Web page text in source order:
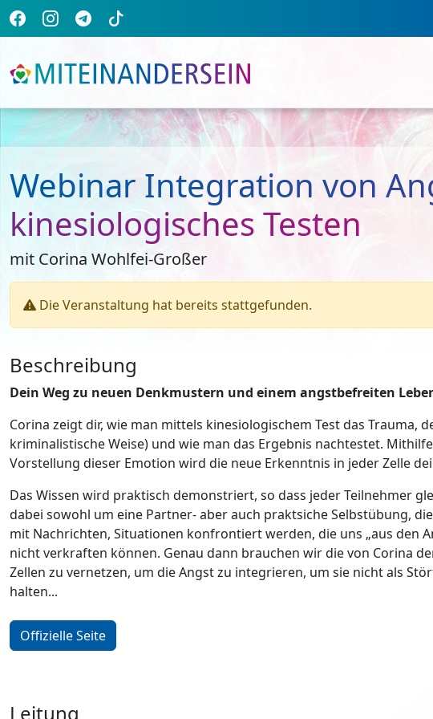
Webinar Integration von
kinesiologisches Testen
mit Corina Wohlfei-Großer
Die Veranstaltung hat bereits stattgefunden.
Beschreibung
Dein Weg zu neuen Denkmustern und einem angstbefreiten
Corina zeigt dir, wie man mittels kinesiologischem Test das Trauma,
kriminalistische Weise) und wie man das Ergebnis nachtestet.
Vorstellung dieser Emotion wird die neue Erkenntnis in jeder Zelle
Das Wissen wird praktisch demonstriert, so dass jeder Teilnehmer
dabei sowohl um eine Partner- aber auch praktsiche Selbstübung,
mit Nachrichten, Situationen konfrontiert werden, die uns „aus den
nicht verkraften können. Genau dann brauchen wir die von Corina
Zellen zu vernetzen, um die Angst zu integrieren, um sie nicht als
halten...
Offizielle Seite
Leitung